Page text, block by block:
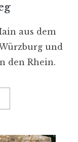
aus dem
und
den Rhein.